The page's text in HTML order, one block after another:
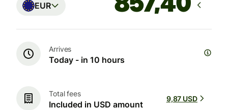
EUR
Arrives
Today - in 10 hours
Total fees
Included in USD amount
9,87 USD